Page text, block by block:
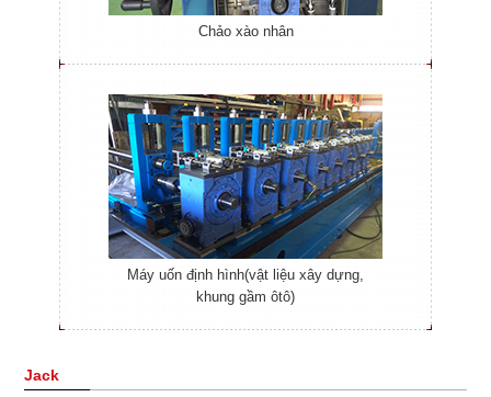
Chảo xào nhân
Máy uốn định hình(vật liệu xây dựng,
khung gầm ôtô)
Jack